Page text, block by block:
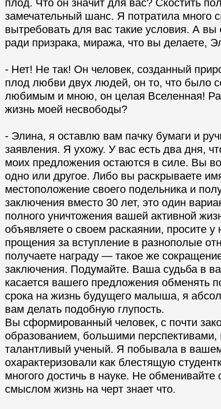
плод. Что он значит для вас? Скостить
замечательный шанс. Я потратила много
вытребовать для вас такие условия. А вы
ради призрака, миража, что вы делаете,
- Нет! Не так! Он человек, созданный
плод любви двух людей, он то, что было
любимым и мною, он целая Вселенная!
жизнь моей несвободы?
- Элина, я оставлю вам пачку бумаги и
заявления. Я ухожу. У вас есть два дня,
моих предложения остаются в силе. Вы
одно или другое. Либо вы раскрываете
местоположение своего подельника и
заключения вместо 30 лет, это один
полного уничтожения вашей активной
объявляете о своем раскаянии, просите
прощения за вступление в разнополые
получаете награду — такое же
заключения. Подумайте. Ваша судьба в
касается вашего предложения обменять
срока на жизнь будущего малыша, я
вам делать подобную глупость.
Вы сформированный человек, с почти
образованием, большими
талантливый ученый. Я побывала в
охарактеризовали как блестящую
многого достичь в науке. Не
смыслом жизнь на черт знает что.